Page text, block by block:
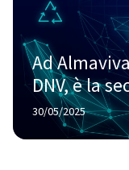
Ad
DNV, è la
a riceverlo
30/05/2025